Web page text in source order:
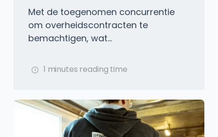
te halen
Met de toegenomen concurrentie
om overheidscontracten te
bemachtigen, wat...
1 minutes reading time